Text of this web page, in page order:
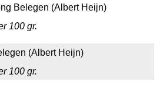
Belegen (Albert Heijn)
100 gr.
(Albert Heijn)
100 gr.